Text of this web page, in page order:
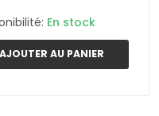
En stock
AJOUTER AU PANIER